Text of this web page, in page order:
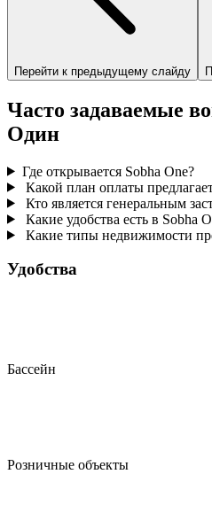
Перейти к предыдущему слайду
Часто задаваемые
Один
Где открывается Sobha One?
Какой план оплаты
Кто является генеральным
Какие удобства есть в Sobha
Какие типы недвижимости
Удобства
Бассейн
Розничные объекты